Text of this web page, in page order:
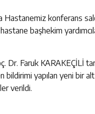
Hastanemiz konferans
başhekim
Dr. Faruk KARAKEÇİLİ
bildirimi yapılan yeni bir
verildi.